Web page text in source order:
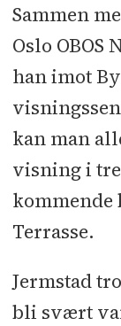
Sammen
Oslo OBOS
han imot
kan man
visning i
Terrasse.
Jermstad
bli svært